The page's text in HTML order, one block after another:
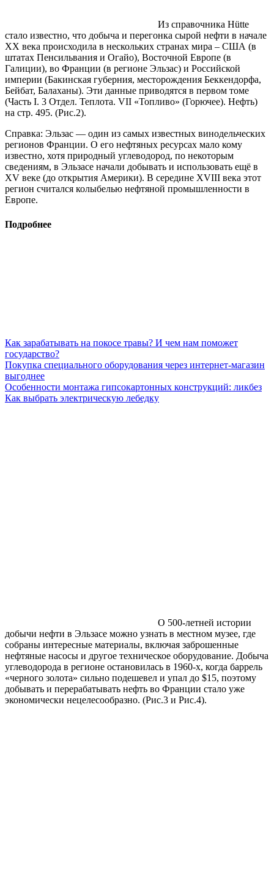
Из справочника Hütte
стало известно, что добыча и перегонка сырой нефти в начале
XX века происходила в нескольких странах мира – США (в
штатах Пенсильвания и Огайо), Восточной Европе (в
Галиции), во Франции (в регионе Эльзас) и Российской
империи (Бакинская губерния, месторождения Беккендорфа,
Бейбат, Балаханы). Эти данные приводятся в первом томе
(Часть I. 3 Отдел. Теплота. VII «Топливо» (Горючее). Нефть)
на стр. 495. (Рис.2).
Справка: Эльзас — один из самых известных винодельческих
регионов Франции. О его нефтяных ресурсах мало кому
известно, хотя природный углеводород, по некоторым
сведениям, в Эльзасе начали добывать и использовать ещё в
XV веке (до открытия Америки). В середине XVIII века этот
регион считался колыбелью нефтяной промышленности в
Европе.
Подробнее
Как зарабатывать на покосе травы? И чем нам поможет
государство?
Покупка специального оборудования через интернет-магазин
выгоднее
Особенности монтажа гипсокартонных конструкций: ликбез
Как выбрать электрическую лебедку
О 500-летней истории
добычи нефти в Эльзасе можно узнать в местном музее, где
собраны интересные материалы, включая заброшенные
нефтяные насосы и другое техническое оборудование. Добыча
углеводорода в регионе остановилась в 1960-х, когда баррель
«черного золота» сильно подешевел и упал до $15, поэтому
добывать и перерабатывать нефть во Франции стало уже
экономически нецелесообразно. (Рис.3 и Рис.4).